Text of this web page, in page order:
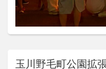
玉川野毛町公園拡